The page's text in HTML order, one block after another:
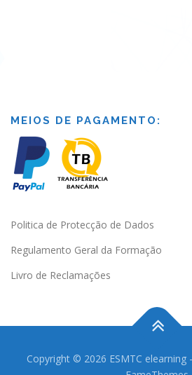
MEIOS DE PAGAMENTO:
Politica de Protecção de Dados
Regulamento Geral da Formação
Livro de Reclamações
Copyright © 2026 ESMTC elearning